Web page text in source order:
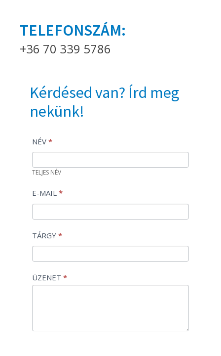
TELEFONSZÁM:
+36 70 339 5786
Kérdésed van? Írd meg
nekünk!
KAPCSOLAT
NÉV *
TELJES NÉV
E-MAIL *
TÁRGY *
ÜZENET *